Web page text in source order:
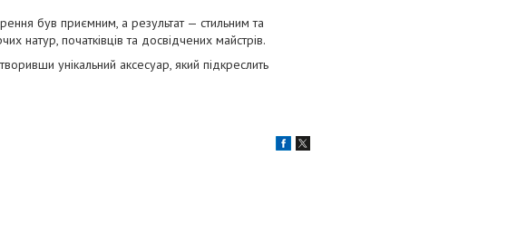
був приємним, а результат — стильним та
натур, початківців та досвідчених майстрів.
унікальний аксесуар, який підкреслить